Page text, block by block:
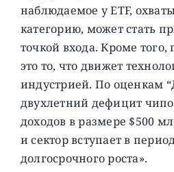
наблюдаемое у ETF,
категорию, может стать
точкой входа. Кроме
это то, что движет
индустрией. По оценкам
двухлетний дефицит
доходов в размере $500
и сектор вступает в
долгосрочного роста».